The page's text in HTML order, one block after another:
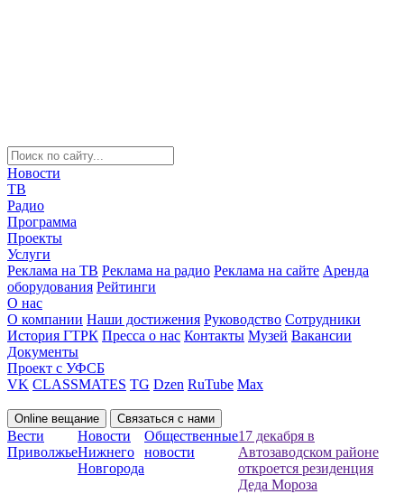
Новости
ТВ
Радио
Программа
Проекты
Услуги
Реклама на ТВ Реклама на радио Реклама на сайте Аренда
оборудования Рейтинги
О нас
О компании Наши достижения Руководство Сотрудники
История ГТРК Пресса о нас Контакты Музей Вакансии
Документы
Проект с УФСБ
VK CLASSMATES TG Dzen RuTube Max
Online вещание Связаться с нами
Вести
Приволжье
Новости
Нижнего
Новгорода
Общественные
новости
17 декабря в
Автозаводском районе
откроется резиденция
Деда Мороза